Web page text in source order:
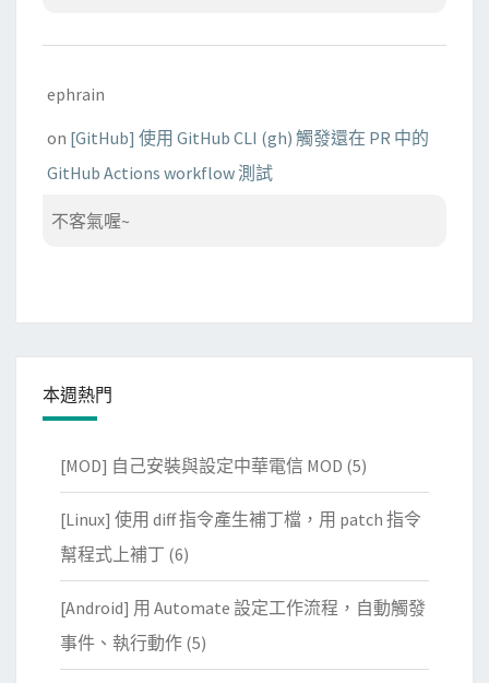
ephrain
on [GitHub] 使用 GitHub CLI (gh) 觸發還在 PR 中的
GitHub Actions workflow 測試
不客氣喔~
本週熱門
[MOD] 自己安裝與設定中華電信 MOD (5)
[Linux] 使用 diff 指令產生補丁檔，用 patch 指令
幫程式上補丁 (6)
[Android] 用 Automate 設定工作流程，自動觸發
事件、執行動作 (5)